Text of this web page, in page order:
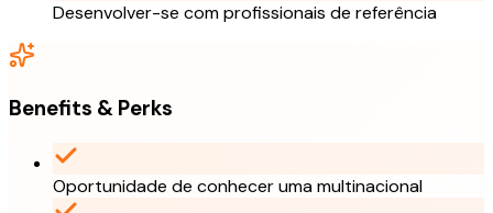
Desenvolver-se com profissionais de referência
Benefits & Perks
Oportunidade de conhecer uma multinacional